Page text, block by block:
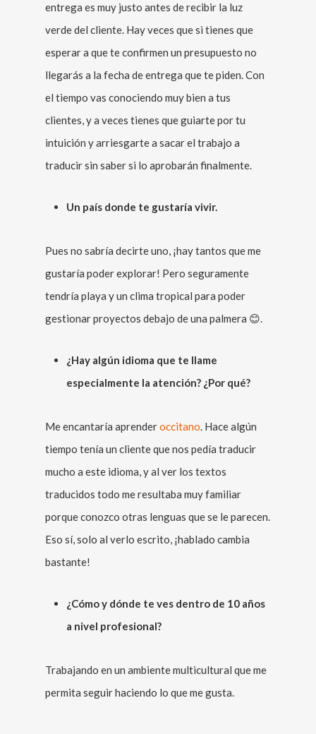
entrega es muy justo antes de recibir la luz
verde del cliente. Hay veces que si tienes que
esperar a que te confirmen un presupuesto no
llegarás a la fecha de entrega que te piden. Con
el tiempo vas conociendo muy bien a tus
clientes, y a veces tienes que guiarte por tu
intuición y arriesgarte a sacar el trabajo a
traducir sin saber si lo aprobarán finalmente.
Un país donde te gustaría vivir.
Pues no sabría decirte uno, ¡hay tantos que me
gustaría poder explorar! Pero seguramente
tendría playa y un clima tropical para poder
gestionar proyectos debajo de una palmera 😊.
¿Hay algún idioma que te llame
especialmente la atención? ¿Por qué?
Me encantaría aprenderoccitano. Hace algún
tiempo tenía un cliente que nos pedía traducir
mucho a este idioma, y al ver los textos
traducidos todo me resultaba muy familiar
porque conozco otras lenguas que se le parecen.
Eso sí, solo al verlo escrito, ¡hablado cambia
bastante!
¿Cómo y dónde te ves dentro de 10 años
a nivel profesional?
Trabajando en un ambiente multicultural que me
permita seguir haciendo lo que me gusta.